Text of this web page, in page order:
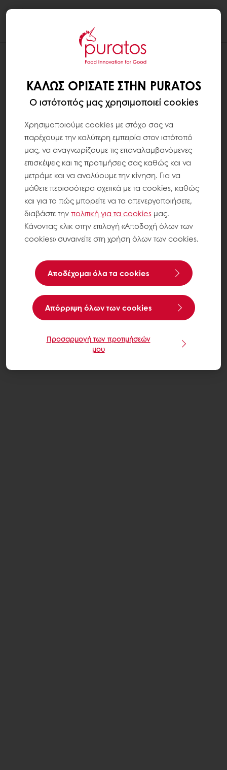
ΚΑΛΏΣ ΟΡΊΣΑΤΕ ΣΤΗΝ PURATOS
Ο ιστότοπός μας χρησιμοποιεί cookies
Χρησιμοποιούμε cookies με στόχο σας να
παρέχουμε την καλύτερη εμπειρία στον ιστότοπό
μας, να αναγνωρίζουμε τις επαναλαμβανόμενες
επισκέψεις και τις προτιμήσεις σας καθώς και να
μετράμε και να αναλύουμε την κίνηση. Για να
μάθετε περισσότερα σχετικά με τα cookies, καθώς
και για το πώς μπορείτε να τα απενεργοποιήσετε,
διαβάστε τηνπολιτική για τα cookies μας.
Κάνοντας κλικ στην επιλογή «Αποδοχή όλων των
cookies» συναινείτε στη χρήση όλων των cookies.
Αποδέχομαι όλα τα cookies
Aπόρριψη όλων των cookies
Προσαρμογή των προτιμήσεών
μου